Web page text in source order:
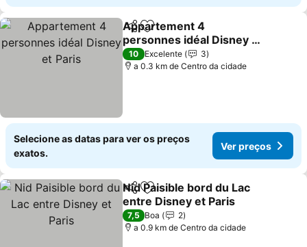
PartilharAdicionar aos favoritos
Appartement 4
personnes idéal Disney et
Paris
10 Excelente
3
a 0.3 km de Centro da cidade
Selecione as datas para ver os preços
exatos.
Ver preços
PartilharAdicionar aos favoritos
Nid Paisible bord du Lac
entre Disney et Paris
7,5 Boa
2
a 0.9 km de Centro da cidade